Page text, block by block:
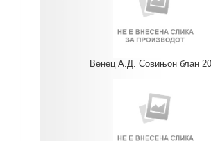
Венец А.Д. Совињон блан